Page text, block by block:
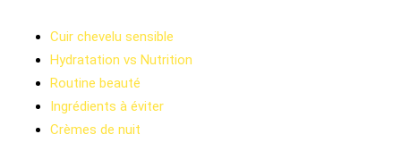
Cuir chevelu sensible
Hydratation vs Nutrition
Routine beauté
Ingrédients à éviter
Crèmes de nuit